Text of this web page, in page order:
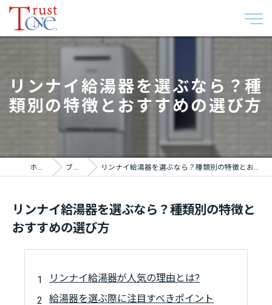
リンナイ給湯器を選ぶなら？種
類別の特徴とおすすめの選び方
ホーム ブログ リンナイ給湯器を選ぶなら？種類別の特徴とおすすめの選び方
リンナイ給湯器を選ぶなら？種類別の特徴と
おすすめの選び方
リンナイ給湯器が人気の理由とは?
給湯器を選ぶ際に注目すべきポイント